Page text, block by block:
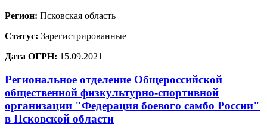
Регион: Псковская область
Статус: Зарегистрированные
Дата ОГРН: 15.09.2021
Региональное отделение Общероссийской
общественной физкультурно-спортивной
организации "Федерация боевого самбо России"
в Псковской области